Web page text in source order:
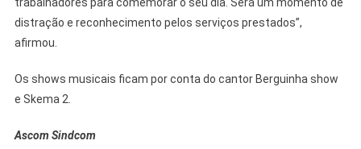
trabalhadores para comemorar o seu dia. Será um momento de
distração e reconhecimento pelos serviços prestados”,
afirmou.
Os shows musicais ficam por conta do cantor Berguinha show
e Skema 2.
Ascom Sindcom